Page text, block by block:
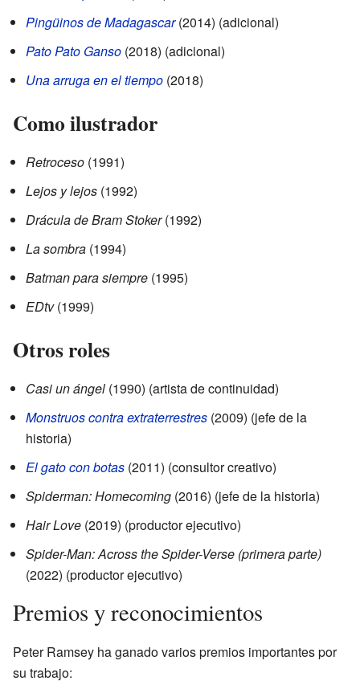
Pingüinos de Madagascar(2014) (adicional)
Pato Pato Ganso (2018) (adicional)
Una arruga en el tiempo (2018)
Como ilustrador
Retroceso (1991)
Lejos y lejos (1992)
Drácula de Bram Stoker(1992)
La sombra (1994)
Batman para siempre (1995)
EDtv(1999)
Otros roles
Casi un ángel (1990) (artista de continuidad)
Monstruos contra extraterrestres (2009) (jefe de la
historia)
El gato con botas (2011) (consultor creativo)
Spiderman: Homecoming (2016) (jefe de la historia)
Hair Love (2019) (productor ejecutivo)
Spider-Man: Across the Spider-Verse (primera parte)
(2022) (productor ejecutivo)
Premios y reconocimientos
Peter Ramsey ha ganado varios premios importantes por
su trabajo: